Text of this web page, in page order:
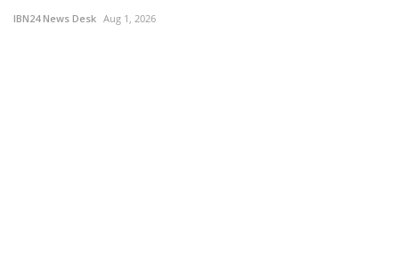
IBN24 News Desk Aug 1, 2026